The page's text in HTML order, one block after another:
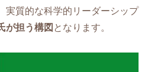
実質的な科学的リーダーシップ
が担う構図 となります。